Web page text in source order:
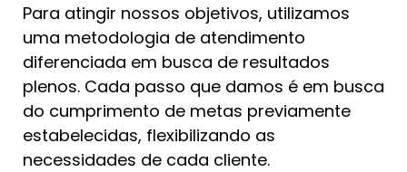
Para atingir nossos objetivos, utilizamos
uma metodologia de atendimento
diferenciada em busca de resultados
plenos. Cada passo que damos é em busca
do cumprimento de metas previamente
estabelecidas, flexibilizando as
necessidades de cada cliente.